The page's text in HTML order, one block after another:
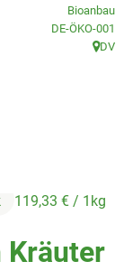
Kräuter
119,33 € / 1kg
Bioanbau
, Kontrollstelle:
DE-ÖKO-001
,
DV